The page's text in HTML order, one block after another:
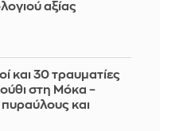
αξίας
και 30 τραυματίες
στη Μόκα –
πυραύλους και